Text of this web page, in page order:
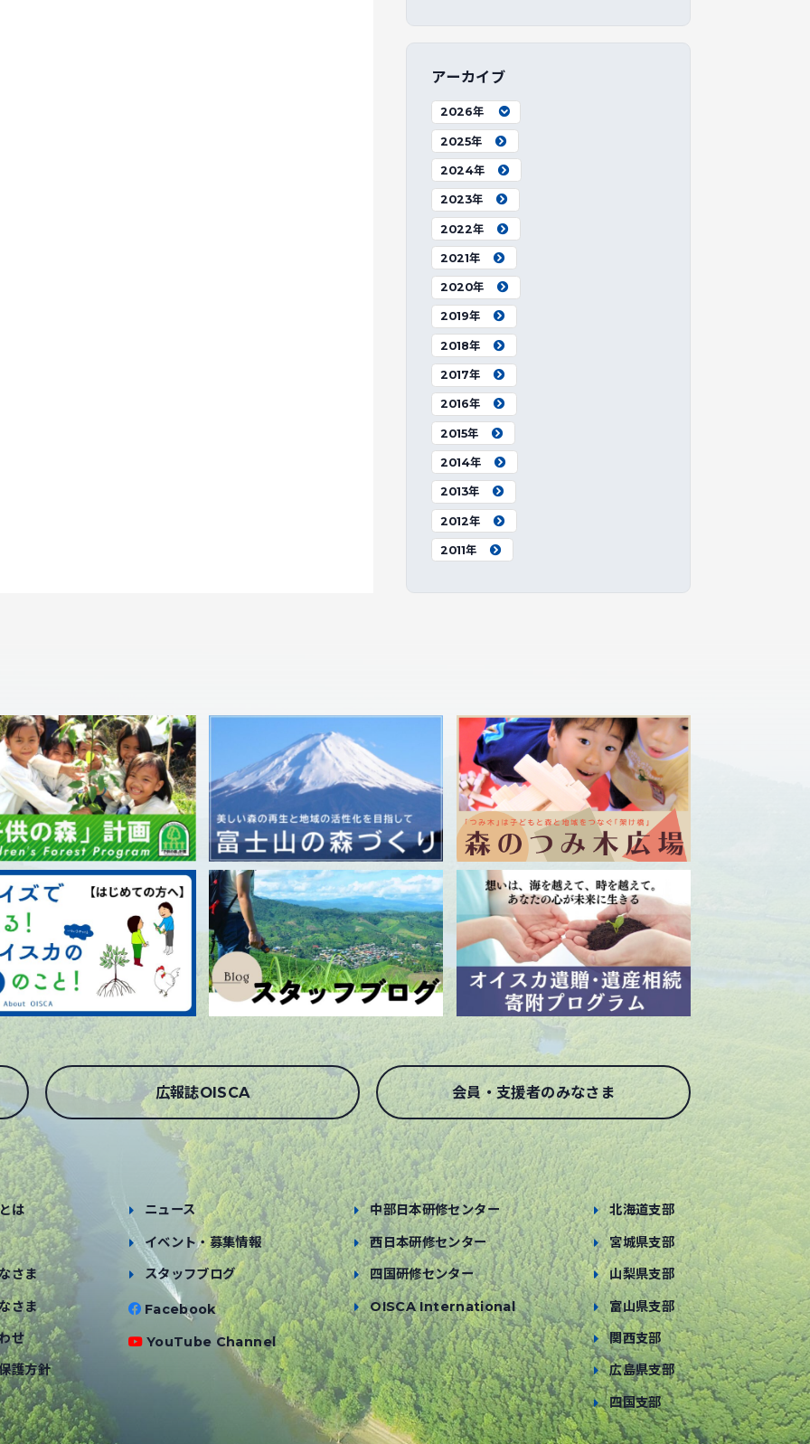
アーカイブ
2026年
2025年
2024年
2023年
2022年
2021年
2020年
2019年
2018年
2017年
2016年
2015年
2014年
2013年
2012年
2011年
広報誌OISCA 会員・支援者のみなさま
は
さま
さま
せ
護方針
ニュース
イベント・募集情報
スタッフブログ
Facebook
YouTube Channel
中部日本研修センター
西日本研修センター
四国研修センター
OISCA International
北海道支部
宮城県支部
山梨県支部
富山県支部
関西支部
広島県支部
四国支部